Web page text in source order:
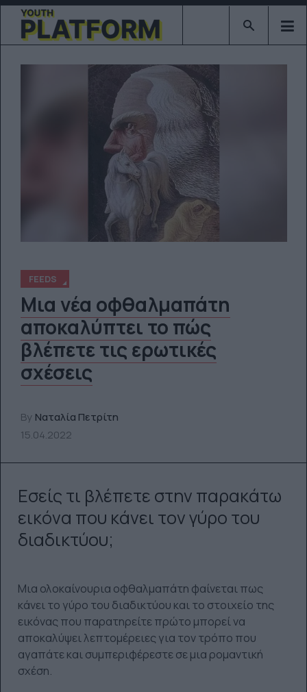
Type 2 or
FEEDS
Μια νέα οφθαλμαπάτη
αποκαλύπτει το πώς
βλέπετε τις ερωτικές
σχέσεις
By Ναταλία Πετρίτη
15.04.2022
Εσείς τι βλέπετε στην παρακάτω
εικόνα που κάνει τον γύρο του
διαδικτύου;
Μια ολοκαίνουρια οφθαλμαπάτη φαίνεται πως
κάνει το γύρο του διαδικτύου και το στοιχείο της
εικόνας που παρατηρείτε πρώτο μπορεί να
αποκαλύψει λεπτομέρειες για τον τρόπο που
αγαπάτε και συμπεριφέρεστε σε μια ρομαντική
σχέση.